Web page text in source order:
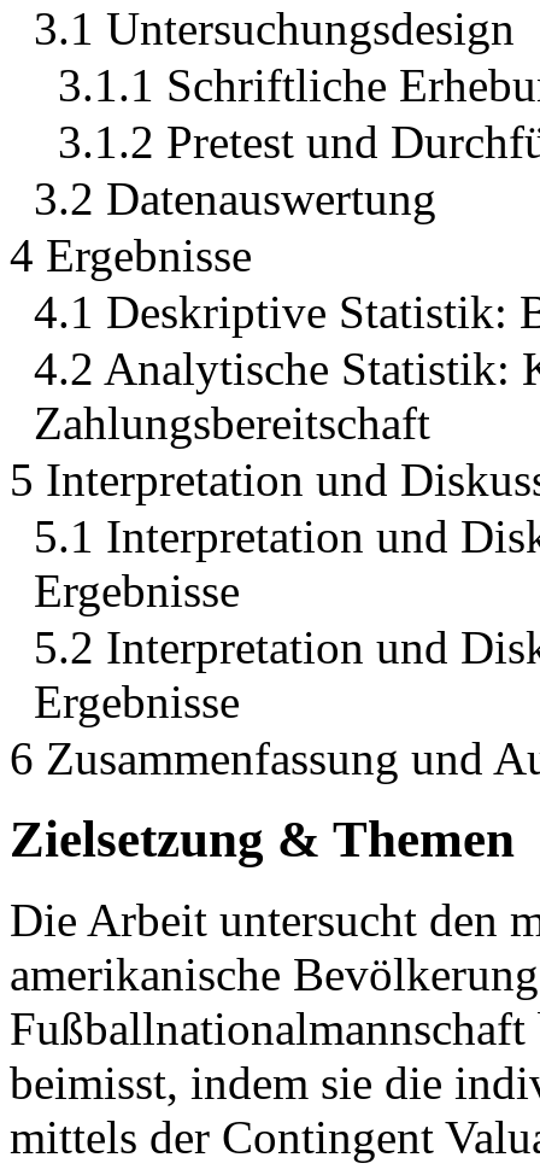
3.1 Untersuchungsdesign
3.1.1 Schriftliche
3.1.2 Pretest und
3.2 Datenauswertung
4 Ergebnisse
4.1 Deskriptive Statistik:
4.2 Analytische Statistik:
Zahlungsbereitschaft
5 Interpretation und
5.1 Interpretation und
Ergebnisse
5.2 Interpretation und
Ergebnisse
6 Zusammenfassung und
Zielsetzung & Themen
Die Arbeit untersucht den
amerikanische
beimisst, indem sie die
mittels der Contingent